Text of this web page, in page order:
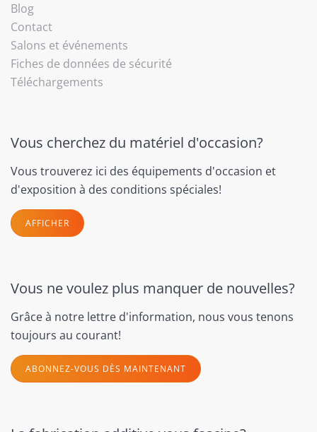
Blog
Contact
Salons et événements
Fiches de données de sécurité
Téléchargements
Vous cherchez du matériel d'occasion?
Vous trouverez ici des équipements d'occasion et
d'exposition à des conditions spéciales!
AFFICHER
Vous ne voulez plus manquer de nouvelles?
Grâce à notre lettre d'information, nous vous tenons
toujours au courant!
ABONNEZ-VOUS DÈS MAINTENANT